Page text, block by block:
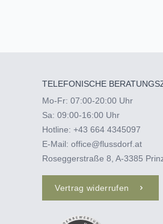
TELEFONISCHE
Mo-Fr: 07:00-20:00 Uhr
Sa: 09:00-16:00 Uhr
Hotline:+43 664 4345097‬
E-Mail:office@flussdorf.at
Roseggerstraße 8, A-3385
Vertrag widerrufen